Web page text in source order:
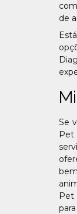
de
Se
Pet
Pet